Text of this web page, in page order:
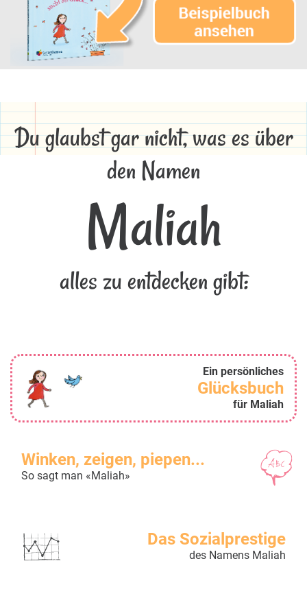
Du glaubst gar nicht, was es über
den Namen
Maliah
alles zu entdecken gibt:
Ein persönliches
Glücksbuch
für Maliah
Winken, zeigen, piepen...
So sagt man «Maliah»
Das Sozialprestige
des Namens Maliah